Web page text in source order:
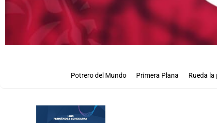
Potrero del Mundo Primera Plana Rueda la